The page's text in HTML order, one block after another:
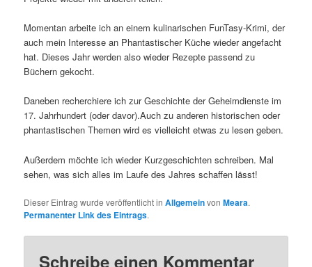
Momentan arbeite ich an einem kulinarischen FunTasy-Krimi, der
auch mein Interesse an Phantastischer Küche wieder angefacht
hat. Dieses Jahr werden also wieder Rezepte passend zu
Büchern gekocht.
Daneben recherchiere ich zur Geschichte der Geheimdienste im
17. Jahrhundert (oder davor).Auch zu anderen historischen oder
phantastischen Themen wird es vielleicht etwas zu lesen geben.
Außerdem möchte ich wieder Kurzgeschichten schreiben. Mal
sehen, was sich alles im Laufe des Jahres schaffen lässt!
Dieser Eintrag wurde veröffentlicht inAllgemeinvonMeara.
Permanenter Link des Eintrags.
Schreibe einen Kommentar